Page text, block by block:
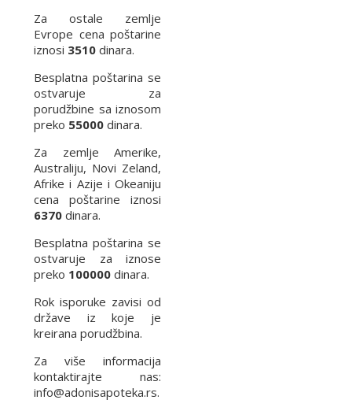
Za ostale zemlje
Evrope cena poštarine
iznosi 3510 dinara.
Besplatna poštarina se
ostvaruje za
porudžbine sa iznosom
preko 55000 dinara.
Za zemlje Amerike,
Australiju, Novi Zeland,
Afrike i Azije i Okeaniju
cena poštarine iznosi
6370 dinara.
Besplatna poštarina se
ostvaruje za iznose
preko 100000 dinara.
Rok isporuke zavisi od
države iz koje je
kreirana porudžbina.
Za više informacija
kontaktirajte nas:
info@adonisapoteka.rs.